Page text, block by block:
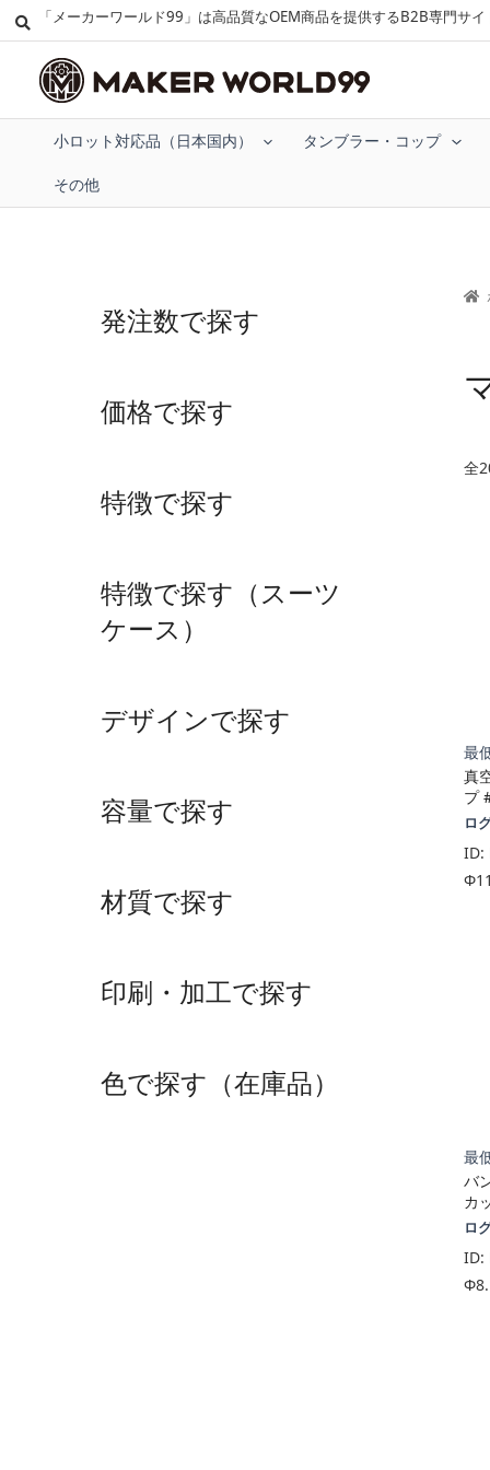
「メーカーワールド99」は高品質なOEM商品を提供するB2B専門サイ
小ロット対応品（日本国内） タンブラー・コップ
その他
発注数で探す
価格で探す
特徴で探す
特徴で探す（スーツ
ケース）
デザインで探す
容量で探す
材質で探す
印刷・加工で探す
色で探す（在庫品）
全
最
真
プ
ロ
ID:
最
バ
カ
ロ
ID: